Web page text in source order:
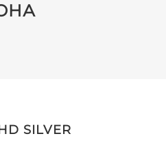
SILVER